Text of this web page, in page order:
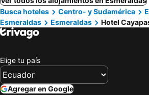
Busca hoteles
Centro- y Sudamérica
Esmeraldas
Esmeraldas Hotel
Elige tu país
Agregar en Google